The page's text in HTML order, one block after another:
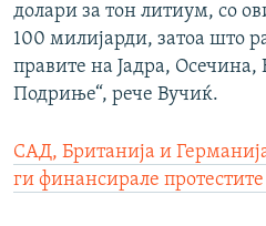
долари за тон литиум, со
100 милијарди, затоа што
правите на Јадра, Осечина,
Подриње“, рече Вучиќ.
САД, Британија и
ги финансирале протестите